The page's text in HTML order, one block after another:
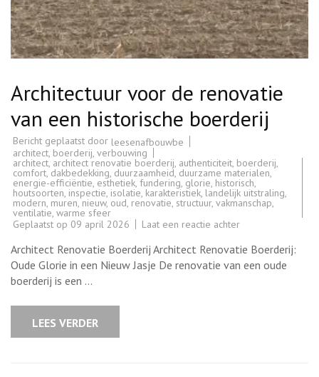
Architectuur voor de renovatie
van een historische boerderij
Bericht geplaatst door leesenafbouwbe
architect, boerderij, verbouwing
architect, architect renovatie boerderij, authenticiteit, boerderij,
comfort, dakbedekking, duurzaamheid, duurzame materialen,
energie-efficiëntie, esthetiek, fundering, glorie, historisch,
houtsoorten, inspectie, isolatie, karakteristiek, landelijk uitstraling,
modern, muren,nieuw, oud, renovatie, structuur, vakmanschap,
ventilatie, warme sfeer
Geplaatst op 09 april 2026 Laat een reactie achterop
voor
de
renovatie
van
Architect Renovatie Boerderij Architect Renovatie Boerderij:
Oude Glorie in een Nieuw Jasje De renovatie van een oude
boerderij is een …
LEES VERDER